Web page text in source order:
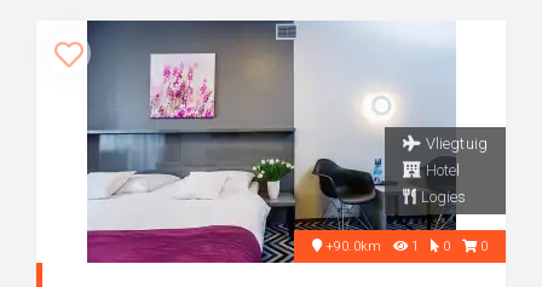
Vliegtuig
Hotel
Logies
+90.0km 1 0 0